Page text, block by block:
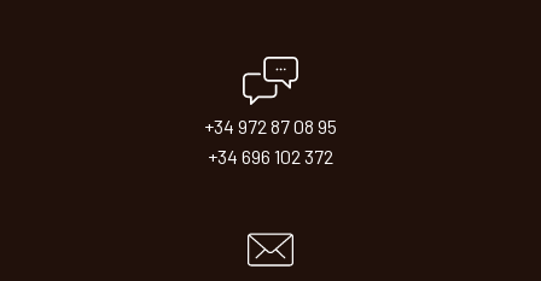
+34 972 87 08 95
+34 696 102 372